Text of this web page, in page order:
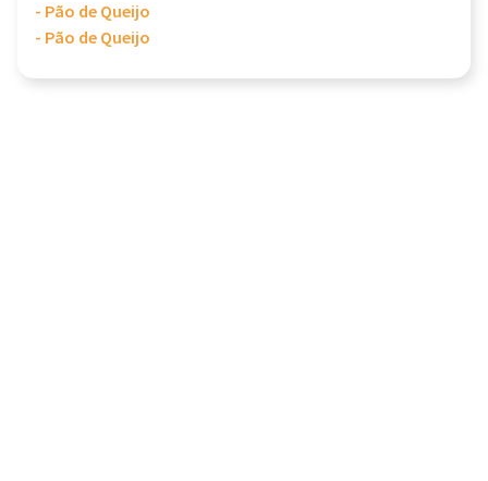
- Pão de Queijo
- Pão de Queijo